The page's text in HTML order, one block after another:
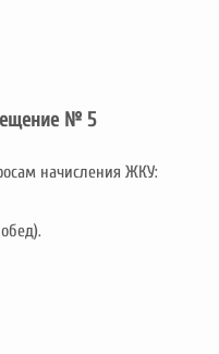
№ 5
начисления ЖКУ: